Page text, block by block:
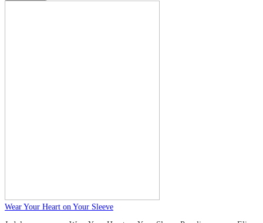
Wear Your Heart on Your Sleeve